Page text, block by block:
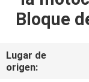
SOBRE
NOSOTROS
Bloque
Lugar de
origen: